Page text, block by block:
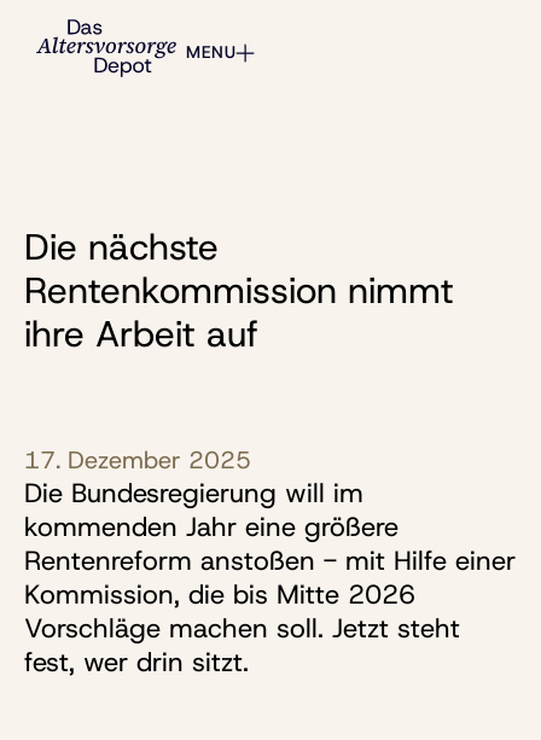
MENU
Die nächste
Rentenkommission nimmt
ihre Arbeit auf
17. Dezember 2025
Die Bundesregierung will im
kommenden Jahr eine größere
Rentenreform anstoßen - mit Hilfe einer
Kommission, die bis Mitte 2026
Vorschläge machen soll. Jetzt steht
fest, wer drin sitzt.